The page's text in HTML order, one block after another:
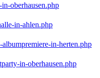
oberhausen.php
in-ahlen.php
in-herten.php
in-oberhausen.php